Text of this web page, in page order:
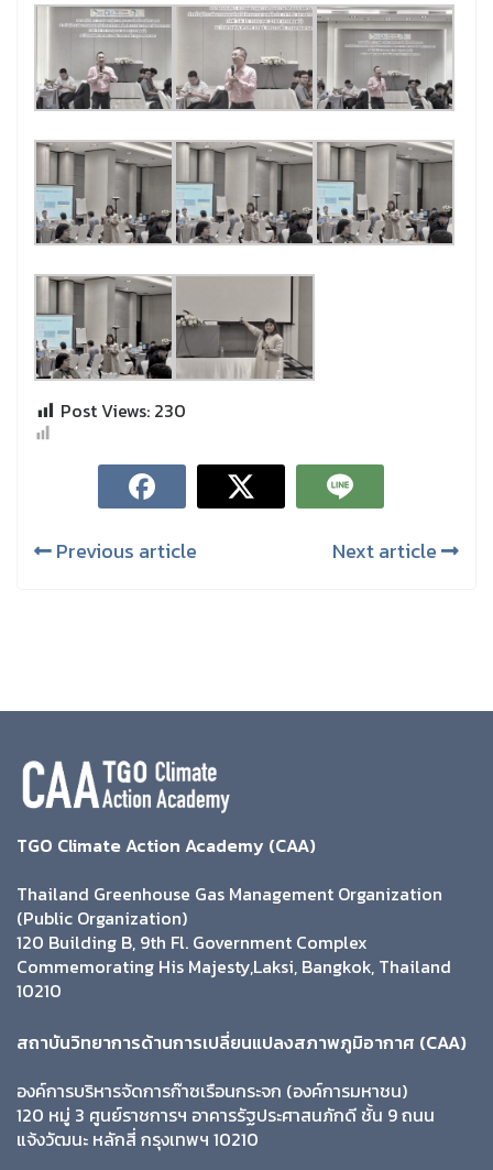
Post Views: 230
Previous article Next article
TGO Climate Action Academy (CAA)
Thailand Greenhouse Gas Management Organization
(Public Organization)
120 Building B, 9th Fl. Government Complex
Commemorating His Majesty,Laksi, Bangkok, Thailand
10210
สถาบันวิทยาการด้านการเปลี่ยนแปลงสภาพภูมิอากาศ (CAA)
องค์การบริหารจัดการก๊าซเรือนกระจก (องค์การมหาชน)
120 หมู่ 3 ศูนย์ราชการฯ อาคารรัฐประศาสนภักดี ชั้น 9 ถนน
แจ้งวัฒนะ หลักสี่ กรุงเทพฯ 10210